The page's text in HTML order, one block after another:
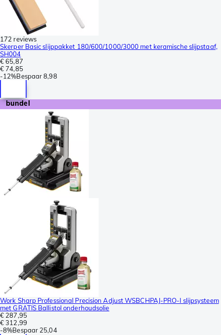
172 reviews
Skerper Basic slijppakket 180/600/1000/3000 met keramische slijpstaaf,
SH004
€ 65,87
€ 74,85
-12%Bespaar 8,98
bundel
Work Sharp Professional Precision Adjust WSBCHPAJ-PRO-I slijpsysteem
met GRATIS Ballistol onderhoudsolie
€ 287,95
€ 312,99
-8%Bespaar 25,04